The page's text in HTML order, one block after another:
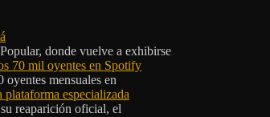
donde vuelve a exhibirse
70 mil oyentes en Spotify
mensuales en
plataforma especializada
reaparición oficial, el